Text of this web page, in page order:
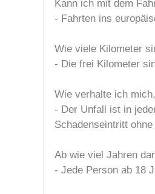
Kann ich mit dem
- Fahrten ins
Wie viele Kilometer
- Die frei Kilometer
Wie verhalte ich
- Der Unfall ist in
Schadenseintritt
Ab wie viel Jahren
- Jede Person ab 18